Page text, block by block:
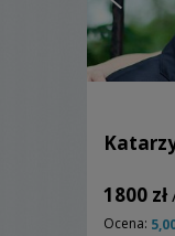
1800 zł
Ocena: